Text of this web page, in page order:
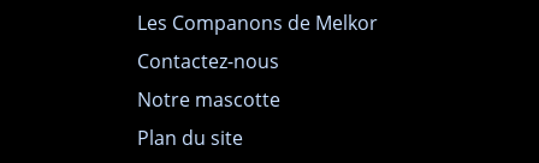
Les Companons de Melkor
Contactez-nous
Notre mascotte
Plan du site